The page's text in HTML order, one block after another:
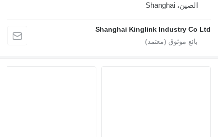
الصين، Shanghai
Shanghai Kinglink Industry Co Ltd